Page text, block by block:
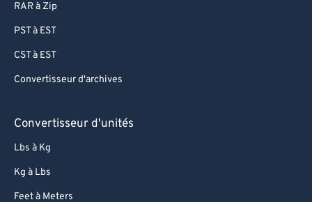
RAR à Zip
PST à EST
CST à EST
Convertisseur d'archives
Convertisseur d'unités
Lbs à Kg
Kg à Lbs
Feet à Meters